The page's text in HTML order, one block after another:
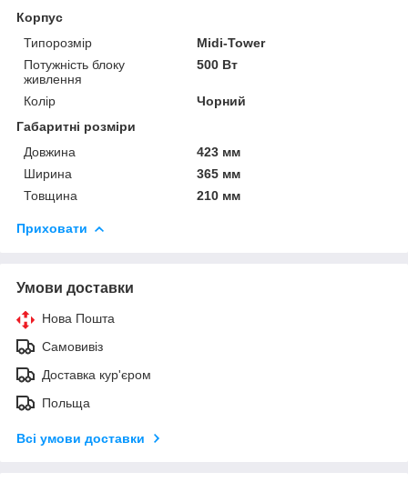
Корпус
Типорозмір
Midi-Tower
Потужність блоку
живлення
500 Вт
Колір
Чорний
Габаритні розміри
Довжина
423 мм
Ширина
365 мм
Товщина
210 мм
Приховати
Умови доставки
Нова Пошта
Самовивіз
Доставка кур'єром
Польща
Всі умови доставки